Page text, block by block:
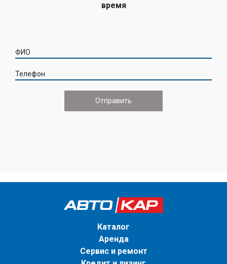
время
ФИО
Телефон
Каталог
Аренда
Сервис и ремонт